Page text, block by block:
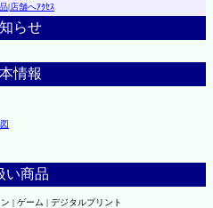
|店舗へｱｸｾｽ
らせ
情報
い商品
| ゲーム | デジタルプリント